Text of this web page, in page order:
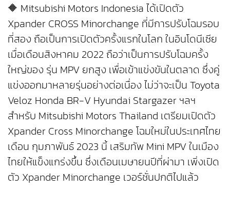
🔶 Mitsubishi Motors Indonesia ได้เปิดตัว
Xpander CROSS Minorchange ที่มีการปรับโฉมรอบ
ที่สอง ถือเป็นการเปิดตัวครั้งแรกในโลก ในอินโดนีเซีย
เมื่อเดือนสิงหาคม 2022 ถือว่าเป็นการปรับโฉมครั้ง
ใหญ่ของ รุ่น MPV ยกสูง เพื่อเข้าแข่งขันในตลาด ซึ่งคู่
แข่งออกมาหลายรุ่นอย่างต่อเนื่อง ไม่ว่าจะเป็น Toyota
Veloz Honda BR-V Hyundai Stargazer ฯลฯ
สำหรับ Mitsubishi Motors Thailand เตรียมเปิดตัว
Xpander Cross Minorchange โฉมใหม่ในประเทศไทย
เดือน กุมภาพันธ์ 2023 นี้ เสริมทัพ Mini MPV ในเมือง
ไทยให้แข็งแกร่งขึ้น ซึ่งเดือนเมษายนปีที่ผ่ามา เพิ่งเปิด
ตัว Xpander Minorchange เวอร์ชั่นปกติไปแล้ว